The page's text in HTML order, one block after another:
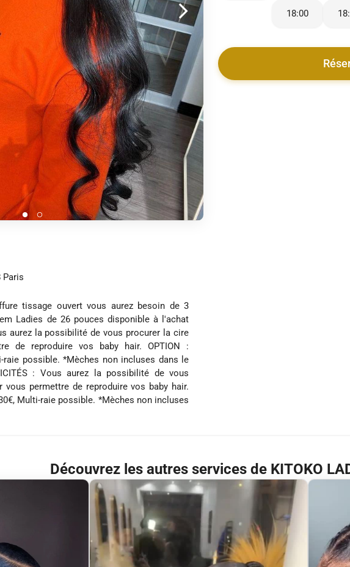
Paris
tissage ouvert vous aurez besoin de 3
Ladies de 26 pouces disponible à l'achat
aurez la possibilité de vous procurer la cire
de reproduire vos baby hair. OPTION :
raie possible. *Mèches non incluses dans le
: Vous aurez la possibilité de vous
permettre de reproduire vos baby hair.
30€, Multi-raie possible. *Mèches non incluses
18:00
Découvrez les autres services de KITOKO